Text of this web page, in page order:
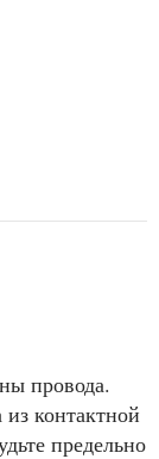
провода.
контактной
предельно